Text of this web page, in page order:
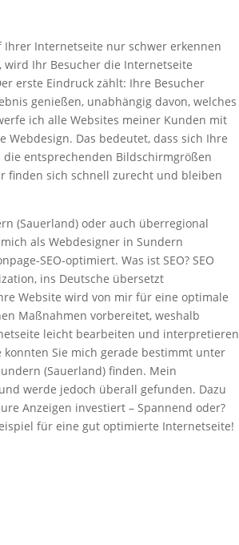
Internetseite nur schwer erkennen
Ihr Besucher die Internetseite
erste Eindruck zählt: Ihre Besucher
genießen, unabhängig davon, welches
ich alle Websites meiner Kunden mit
Webdesign. Das bedeutet, dass sich Ihre
entsprechenden Bildschirmgrößen
finden sich schnell zurecht und bleiben
(Sauerland) oder auch überregional
als Webdesigner in Sundern
SEO-optimiert. Was ist SEO? SEO
ins Deutsche übersetzt
Website wird von mir für eine optimale
Maßnahmen vorbereitet, weshalb
leicht bearbeiten und interpretieren
konnten Sie mich gerade bestimmt unter
(Sauerland) finden. Mein
werde jedoch überall gefunden. Dazu
Anzeigen investiert – Spannend oder?
für eine gut optimierte Internetseite!